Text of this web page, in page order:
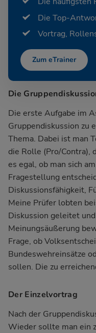
Die Top-
Vortrag,
Zum eTrainer
Die
Die erste Aufgabe im
Gruppendiskussion zu
Thema. Dabei ist man
die Rolle (Pro/Contra),
es egal, ob man sich
Fragestellung
Diskussionsfähigkeit,
Meine Prüfer lobten
Diskussion geleitet
Meinungsäußerung
Frage, ob
Bundeswehreinsätze
sollen. Die zu
Der Einzelvortrag
Nach der
Wieder sollte man ein